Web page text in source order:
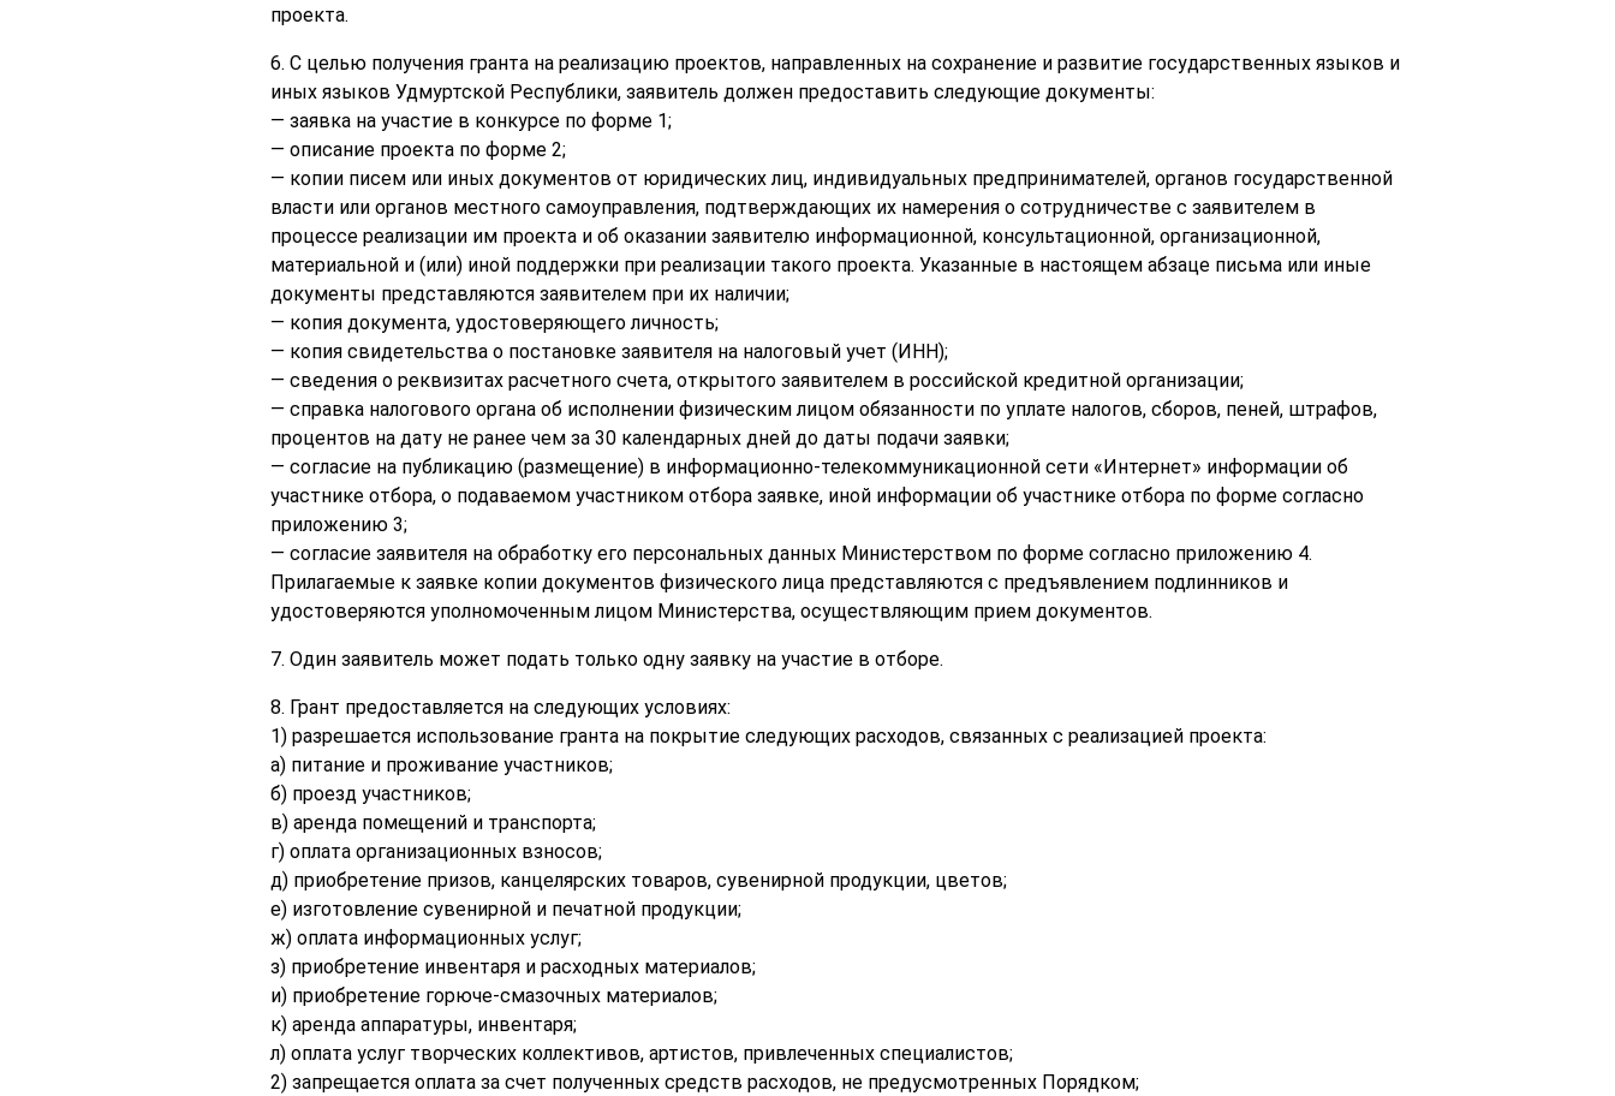
проекта.
6. С целью получения гранта на реализацию проектов, направленных на сохранение и развитие государственных языков и
иных языков Удмуртской Республики, заявитель должен предоставить следующие документы:
— заявка на участие в конкурсе по форме 1;
— описание проекта по форме 2;
— копии писем или иных документов от юридических лиц, индивидуальных предпринимателей, органов государственной
власти или органов местного самоуправления, подтверждающих их намерения о сотрудничестве с заявителем в
процессе реализации им проекта и об оказании заявителю информационной, консультационной, организационной,
материальной и (или) иной поддержки при реализации такого проекта. Указанные в настоящем абзаце письма или иные
документы представляются заявителем при их наличии;
— копия документа, удостоверяющего личность;
— копия свидетельства о постановке заявителя на налоговый учет (ИНН);
— сведения о реквизитах расчетного счета, открытого заявителем в российской кредитной организации;
— справка налогового органа об исполнении физическим лицом обязанности по уплате налогов, сборов, пеней, штрафов,
процентов на дату не ранее чем за 30 календарных дней до даты подачи заявки;
— согласие на публикацию (размещение) в информационно-телекоммуникационной сети «Интернет» информации об
участнике отбора, о подаваемом участником отбора заявке, иной информации об участнике отбора по форме согласно
приложению 3;
— согласие заявителя на обработку его персональных данных Министерством по форме согласно приложению 4.
Прилагаемые к заявке копии документов физического лица представляются с предъявлением подлинников и
удостоверяются уполномоченным лицом Министерства, осуществляющим прием документов.
7. Один заявитель может подать только одну заявку на участие в отборе.
8. Грант предоставляется на следующих условиях:
1) разрешается использование гранта на покрытие следующих расходов, связанных с реализацией проекта:
а) питание и проживание участников;
б) проезд участников;
в) аренда помещений и транспорта;
г) оплата организационных взносов;
д) приобретение призов, канцелярских товаров, сувенирной продукции, цветов;
е) изготовление сувенирной и печатной продукции;
ж) оплата информационных услуг;
з) приобретение инвентаря и расходных материалов;
и) приобретение горюче-смазочных материалов;
к) аренда аппаратуры, инвентаря;
л) оплата услуг творческих коллективов, артистов, привлеченных специалистов;
2) запрещается оплата за счет полученных средств расходов, не предусмотренных Порядком;